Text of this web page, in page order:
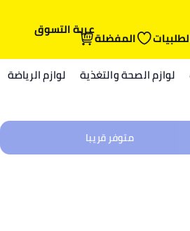
المفضلةعربة التسوق
لوازم الصحة والتغذية لوازم الرياضة
متوفر قريبا